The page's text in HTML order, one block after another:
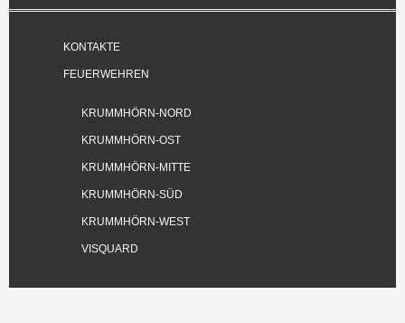
KONTAKTE
FEUERWEHREN
KRUMMHÖRN-NORD
KRUMMHÖRN-OST
KRUMMHÖRN-MITTE
KRUMMHÖRN-SÜD
KRUMMHÖRN-WEST
VISQUARD